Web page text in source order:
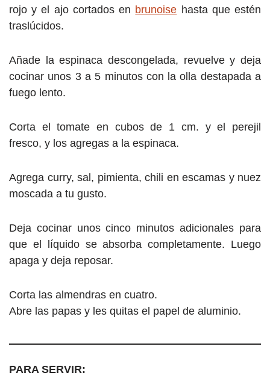
rojo y el ajo cortados en brunoise hasta que estén
traslúcidos.
Añade la espinaca descongelada, revuelve y deja
cocinar unos 3 a 5 minutos con la olla destapada a
fuego lento.
Corta el tomate en cubos de 1 cm. y el perejil
fresco, y los agregas a la espinaca.
Agrega curry, sal, pimienta, chili en escamas y nuez
moscada a tu gusto.
Deja cocinar unos cinco minutos adicionales para
que el líquido se absorba completamente. Luego
apaga y deja reposar.
Corta las almendras en cuatro.
Abre las papas y les quitas el papel de aluminio.
PARA SERVIR: